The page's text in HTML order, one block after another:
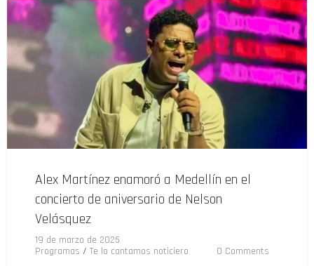
Alex Martínez enamoró a Medellín en el
concierto de aniversario de Nelson
Velásquez
19 de marzo de 2025
Programas / Te lo cantamos noticiero 0 Comments